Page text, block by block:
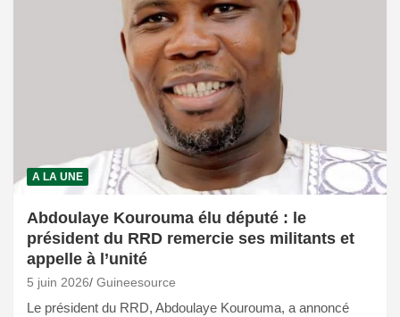
A LA UNE
Abdoulaye Kourouma élu député : le
président du RRD remercie ses militants et
appelle à l’unité
5 juin 2026 Guineesource
Le président du RRD, Abdoulaye Kourouma, a annoncé